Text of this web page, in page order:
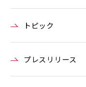
トピック
プレスリリース